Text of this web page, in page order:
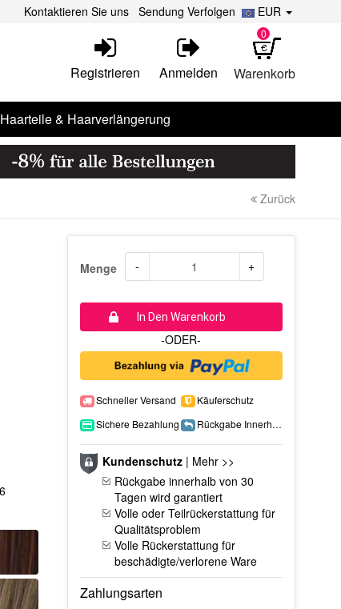
EUR
Kontaktieren Sie uns Sendung Verfolgen
Warenkorb
0
Registrieren Anmelden
Haarteile & Haarverlängerung
Zurück
Menge - +
In Den Warenkorb
-ODER-
Schneller Versand
Käuferschutz
Sichere Bezahlung
Rückgabe Innerhalb 15 Tage
Kundenschutz| Mehr >>
Rückgabe innerhalb von 30
Tagen wird garantiert
Volle oder Teilrückerstattung für
Qualitätsproblem
Volle Rückerstattung für
beschädigte/verlorene Ware
Zahlungsarten